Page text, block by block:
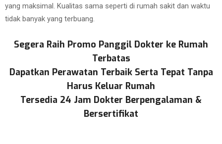
yang maksimal. Kualitas sama seperti di rumah sakit dan waktu
tidak banyak yang terbuang.
Segera Raih Promo Panggil Dokter ke Rumah
Terbatas
Dapatkan Perawatan Terbaik Serta Tepat Tanpa
Harus Keluar Rumah
Tersedia 24 Jam Dokter Berpengalaman &
Bersertifikat